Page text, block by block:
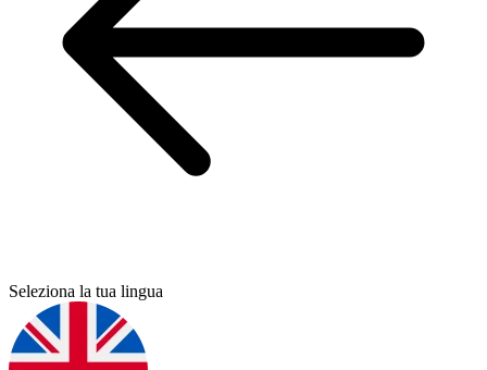
Seleziona la tua lingua